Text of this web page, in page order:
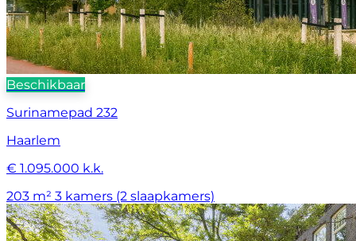
Beschikbaar
Surinamepad 232
Haarlem
€ 1.095.000 k.k.
203 m² 3 kamers (2 slaapkamers)